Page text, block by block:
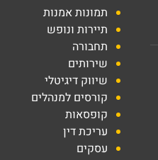
תמונות אמנות
תיירות ונופש
תחבורה
שירותים
שיווק דיגיטלי
קורסים למנהלים
קופסאות
עריכת דין
עסקים